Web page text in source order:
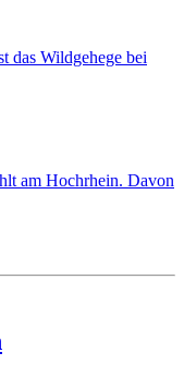
das Wildgehege bei
am Hochrhein. Davon